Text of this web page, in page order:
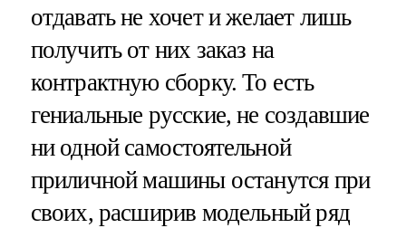
отдавать не хочет и желает лишь
получить от них заказ на
контрактную сборку. То есть
гениальные русские, не создавшие
ни одной самостоятельной
приличной машины останутся при
своих, расширив модельный ряд